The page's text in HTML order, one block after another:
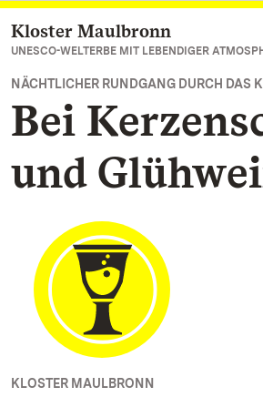
Zum Hauptinhalt springen
Kloster Maulbronn
UNESCO-WELTERBE MIT LEBENDIGER
NÄCHTLICHER RUNDGANG DURCH DAS
Bei
und
KLOSTER MAULBRONN